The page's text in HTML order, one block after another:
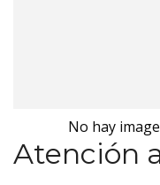
No hay
Atención